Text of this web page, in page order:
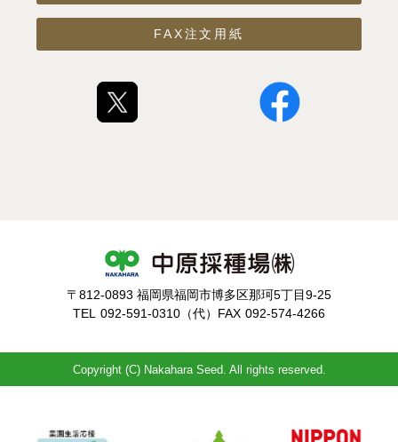
FAX注文用紙
〒812-0893 福岡県福岡市博多区那珂5丁目9-25
TEL 092-591-0310（代） FAX 092-574-4266
Copyright (C) Nakahara Seed. All rights reserved.